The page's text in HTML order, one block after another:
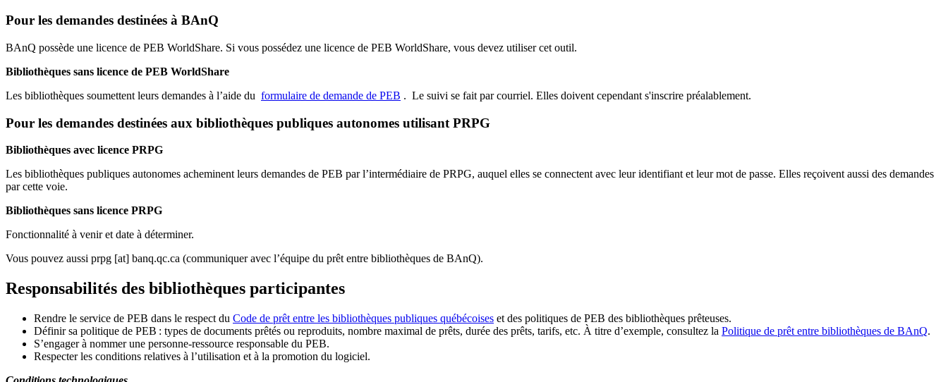
Pour les demandes destinées à BAnQ
BAnQ possède une licence de PEB WorldShare. Si vous possédez une licence de PEB WorldShare, vous devez utiliser cet outil.
Bibliothèques sans licence de PEB WorldShare
Les bibliothèques soumettent leurs demandes à l’aide du formulaire de demande de PEB . Le suivi se fait par courriel. Elles doivent cependant s'inscrire préalablement.
Pour les demandes destinées aux bibliothèques publiques autonomes utilisant PRPG
Bibliothèques avec licence PRPG
Les bibliothèques publiques autonomes acheminent leurs demandes de PEB par l’intermédiaire de PRPG, auquel elles se connectent avec leur identifiant et leur mot de passe. Elles reçoivent aussi des demandes
par cette voie.
Bibliothèques sans licence PRPG
Fonctionnalité à venir et date à déterminer.
Vous pouvez aussi prpg [at] banq.qc.ca (communiquer avec l’équipe du prêt entre bibliothèques de BAnQ).
Responsabilités des bibliothèques participantes
Rendre le service de PEB dans le respect du Code de prêt entre les bibliothèques publiques québécoises et des politiques de PEB des bibliothèques prêteuses.
Définir sa politique de PEB : types de documents prêtés ou reproduits, nombre maximal de prêts, durée des prêts, tarifs, etc. À titre d’exemple, consultez la Politique de prêt entre bibliothèques de BAnQ.
S’engager à nommer une personne-ressource responsable du PEB.
Respecter les conditions relatives à l’utilisation et à la promotion du logiciel.